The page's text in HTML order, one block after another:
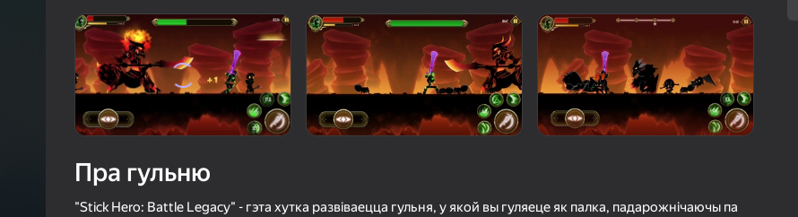
Наследие Боя
PLOV
Аркады
Для хлопчыкаў
Рэйтынг Яндэкс Гульняў
4,5 Ацэнка гульцоў
Пра гульню
"Stick Hero: Battle Legacy" - гэта хутка развіваецца гульня, у якой вы гуляеце як палка, падарожнічаючы па